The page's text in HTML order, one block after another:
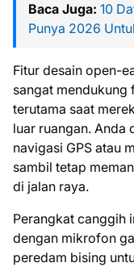
Baca Juga: 10
Punya 2026
Fitur desain open-
sangat mendukung
terutama saat
luar ruangan. Anda
navigasi GPS atau
sambil tetap
di jalan raya.
Perangkat canggih
dengan mikrofon
peredam bising